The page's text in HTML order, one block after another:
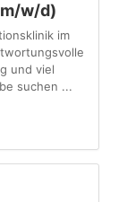
w/d)
im
und viel
suchen ...